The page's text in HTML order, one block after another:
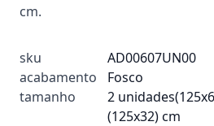
cm.
sku
AD00607UN00
acabamento
Fosco
tamanho
2
(125x32) cm